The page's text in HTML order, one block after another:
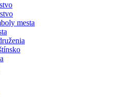
mesta